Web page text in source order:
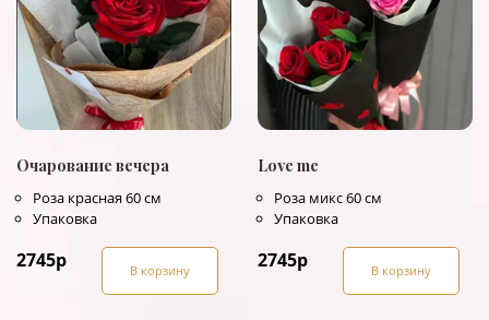
Очарование вечера
Роза красная 60 см
Упаковка
2745р В корзину
Love me
Роза микс 60 см
Упаковка
2745р В корзину